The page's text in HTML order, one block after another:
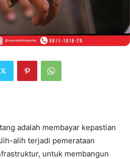
adalah membayar kepastian
alih terjadi pemerataan
untuk membangun